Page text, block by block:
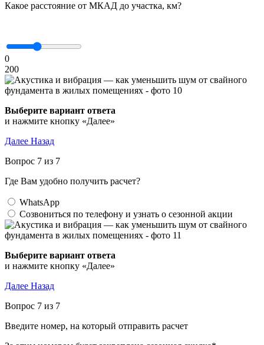
Какое расстояние от МКАД до участка, км?
0
200
Выберите вариант ответа
и нажмите кнопку «Далее»
Далее Назад
Вопрос 7 из 7
Где Вам удобно получить расчет?
WhatsApp
Созвониться по телефону и узнать о сезонной акции
Выберите вариант ответа
и нажмите кнопку «Далее»
Далее Назад
Вопрос 7 из 7
Введите номер, на который отправить расчет